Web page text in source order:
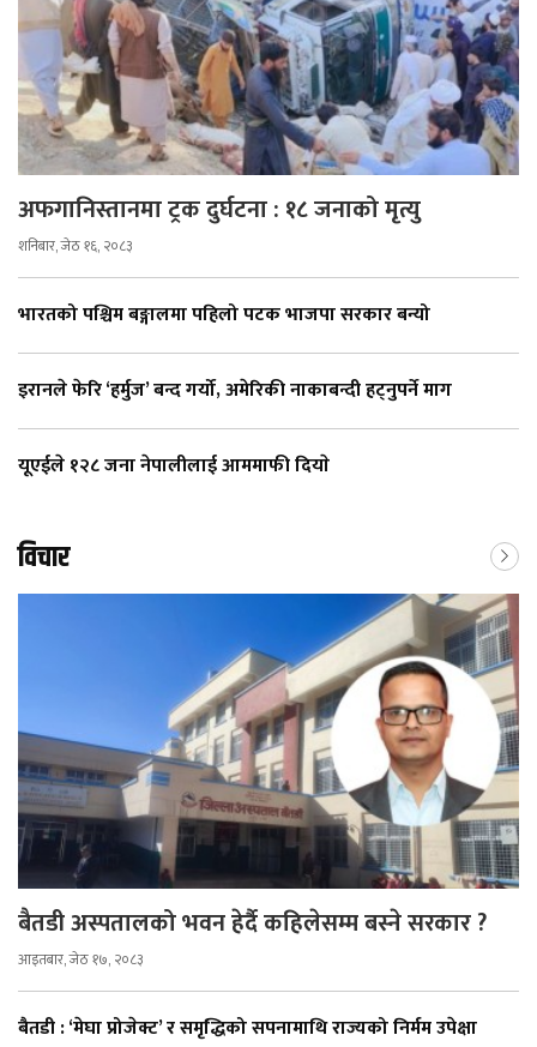
अफगानिस्तानमा ट्रक दुर्घटना : १८ जनाको मृत्यु
शनिबार, जेठ १६, २०८३
भारतको पश्चिम बङ्गालमा पहिलो पटक भाजपा सरकार बन्यो
इरानले फेरि ‘हर्मुज’ बन्द गर्यो, अमेरिकी नाकाबन्दी हट्नुपर्ने माग
यूएईले १२८ जना नेपालीलाई आममाफी दियाे
विचार
बैतडी अस्पतालको भवन हेर्दै कहिलेसम्म बस्ने सरकार ?
आइतबार, जेठ १७, २०८३
बैतडी : ‘मेघा प्रोजेक्ट’ र समृद्धिको सपनामाथि राज्यको निर्मम उपेक्षा